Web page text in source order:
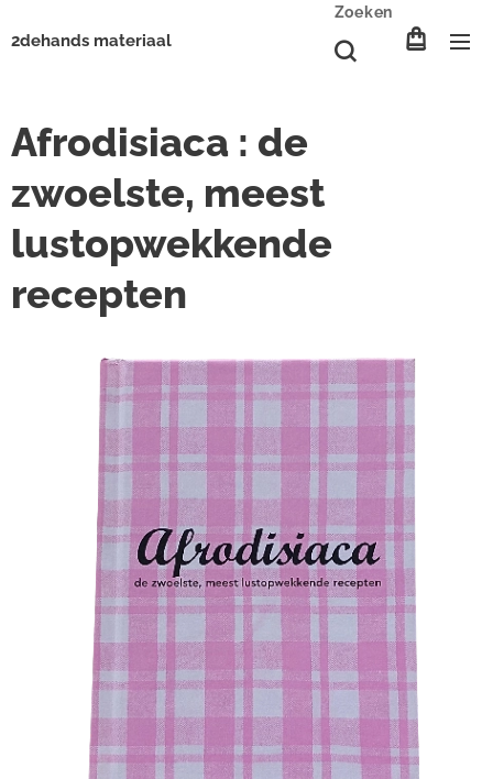
2dehands materiaal
Zoeken
Afrodisiaca : de
zwoelste, meest
lustopwekkende
recepten